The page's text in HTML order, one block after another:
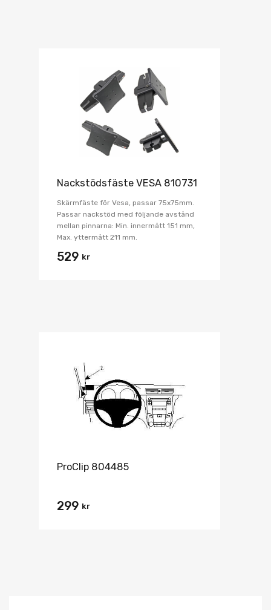
Nackstödsfäste VESA 810731
Skärmfäste för Vesa, passar 75x75mm.
Passar nackstöd med följande avstånd
mellan pinnarna: Min. innermått 151 mm,
Max. yttermått 211 mm.
529 kr
ProClip 804485
299 kr